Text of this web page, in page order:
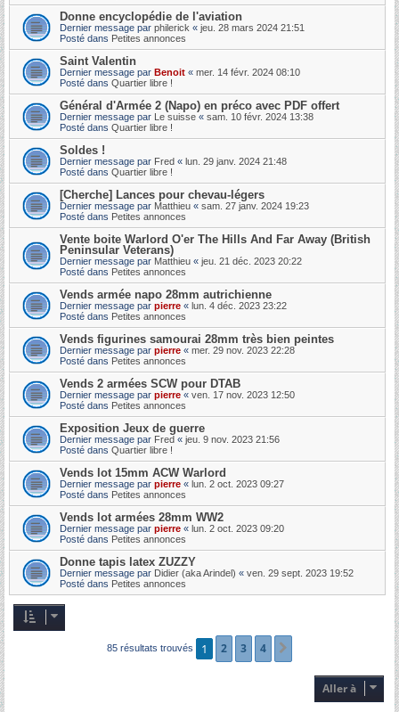
Donne encyclopédie de l'aviation
Dernier message par philerick « jeu. 28 mars 2024 21:51
Posté dans Petites annonces
Saint Valentin
Dernier message par Benoit « mer. 14 févr. 2024 08:10
Posté dans Quartier libre !
Général d'Armée 2 (Napo) en préco avec PDF offert
Dernier message par Le suisse « sam. 10 févr. 2024 13:38
Posté dans Quartier libre !
Soldes !
Dernier message par Fred « lun. 29 janv. 2024 21:48
Posté dans Quartier libre !
[Cherche] Lances pour chevau-légers
Dernier message par Matthieu « sam. 27 janv. 2024 19:23
Posté dans Petites annonces
Vente boite Warlord O'er The Hills And Far Away (British
Peninsular Veterans)
Dernier message par Matthieu « jeu. 21 déc. 2023 20:22
Posté dans Petites annonces
Vends armée napo 28mm autrichienne
Dernier message par pierre « lun. 4 déc. 2023 23:22
Posté dans Petites annonces
Vends figurines samourai 28mm très bien peintes
Dernier message par pierre « mer. 29 nov. 2023 22:28
Posté dans Petites annonces
Vends 2 armées SCW pour DTAB
Dernier message par pierre « ven. 17 nov. 2023 12:50
Posté dans Petites annonces
Exposition Jeux de guerre
Dernier message par Fred « jeu. 9 nov. 2023 21:56
Posté dans Quartier libre !
Vends lot 15mm ACW Warlord
Dernier message par pierre « lun. 2 oct. 2023 09:27
Posté dans Petites annonces
Vends lot armées 28mm WW2
Dernier message par pierre « lun. 2 oct. 2023 09:20
Posté dans Petites annonces
Donne tapis latex ZUZZY
Dernier message par Didier (aka Arindel) « ven. 29 sept. 2023 19:52
Posté dans Petites annonces
85 résultats trouvés 1 2 3 4
Aller à